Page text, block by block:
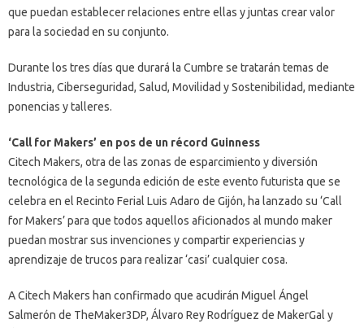
que puedan establecer relaciones entre ellas y juntas crear valor
para la sociedad en su conjunto.
Durante los tres días que durará la Cumbre se tratarán temas de
Industria, Ciberseguridad, Salud, Movilidad y Sostenibilidad, mediante
ponencias y talleres.
‘Call for Makers’ en pos de un récord Guinness
Citech Makers, otra de las zonas de esparcimiento y diversión
tecnológica de la segunda edición de este evento futurista que se
celebra en el Recinto Ferial Luis Adaro de Gijón, ha lanzado su ‘Call
for Makers’ para que todos aquellos aficionados al mundo maker
puedan mostrar sus invenciones y compartir experiencias y
aprendizaje de trucos para realizar ‘casi’ cualquier cosa.
A Citech Makers han confirmado que acudirán Miguel Ángel
Salmerón de TheMaker3DP, Álvaro Rey Rodríguez de MakerGal y